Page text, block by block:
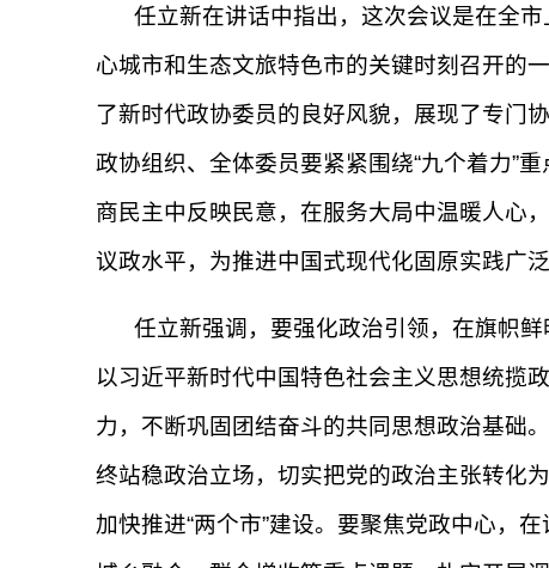
任立新在讲话中指出，这次会议是在全
心城市和生态文旅特色市的关键时刻召开的
了新时代政协委员的良好风貌，展现了专门
政协组织、全体委员要紧紧围绕“九个着力”
商民主中反映民意，在服务大局中温暖人心
议政水平，为推进中国式现代化固原实践广
任立新强调，要强化政治引领，在旗帜
以习近平新时代中国特色社会主义思想统揽
力，不断巩固团结奋斗的共同思想政治基础
终站稳政治立场，切实把党的政治主张转化
加快推进“两个市”建设。要聚焦党政中心，